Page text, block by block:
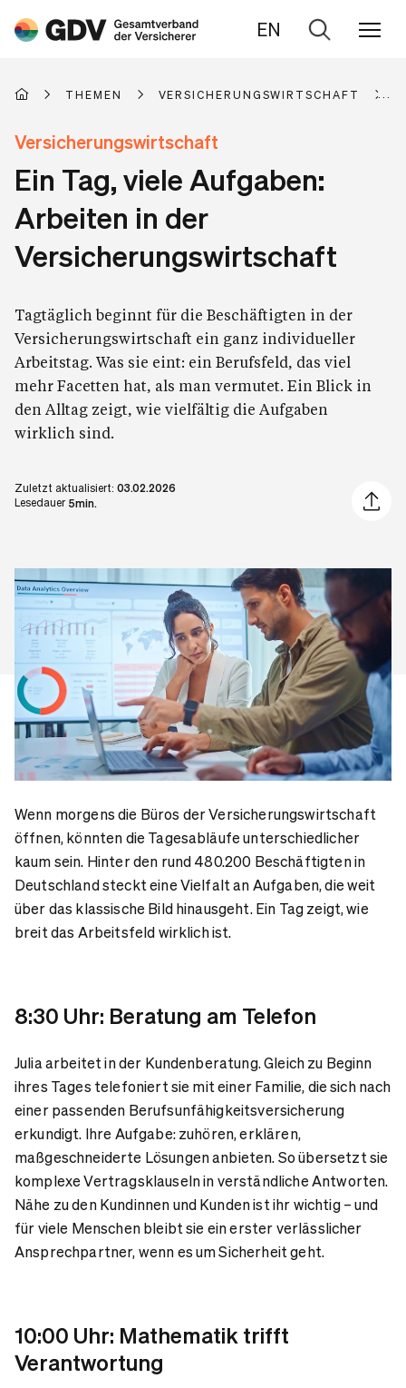
EN
Zur
THEMEN VERSICHERUNGSWIRTSCHAFT
Versicherungswirtschaft
Ein Tag, viele Aufgaben:
Arbeiten in der
Versicherungswirtschaft
Tagtäglich beginnt für die Beschäftigten in der
Versicherungswirtschaft ein ganz individueller
Arbeitstag. Was sie eint: ein Berufsfeld, das viel
mehr Facetten hat, als man vermutet. Ein Blick in
den Alltag zeigt, wie vielfältig die Aufgaben
wirklich sind.
Zuletzt aktualisiert: 03.02.2026
Lesedauer 5min.
Artikel
Wenn morgens die Büros der Versicherungswirtschaft
öffnen, könnten die Tagesabläufe unterschiedlicher
kaum sein. Hinter den rund 480.200 Beschäftigten in
Deutschland steckt eine Vielfalt an Aufgaben, die weit
über das klassische Bild hinausgeht. Ein Tag zeigt, wie
breit das Arbeitsfeld wirklich ist.
8:30 Uhr: Beratung am Telefon
Julia arbeitet in der Kundenberatung. Gleich zu Beginn
ihres Tages telefoniert sie mit einer Familie, die sich nach
einer passenden Berufsunfähigkeitsversicherung
erkundigt. Ihre Aufgabe: zuhören, erklären,
maßgeschneiderte Lösungen anbieten. So übersetzt sie
komplexe Vertragsklauseln in verständliche Antworten.
Nähe zu den Kundinnen und Kunden ist ihr wichtig – und
für viele Menschen bleibt sie ein erster verlässlicher
Ansprechpartner, wenn es um Sicherheit geht.
10:00 Uhr: Mathematik trifft
Verantwortung